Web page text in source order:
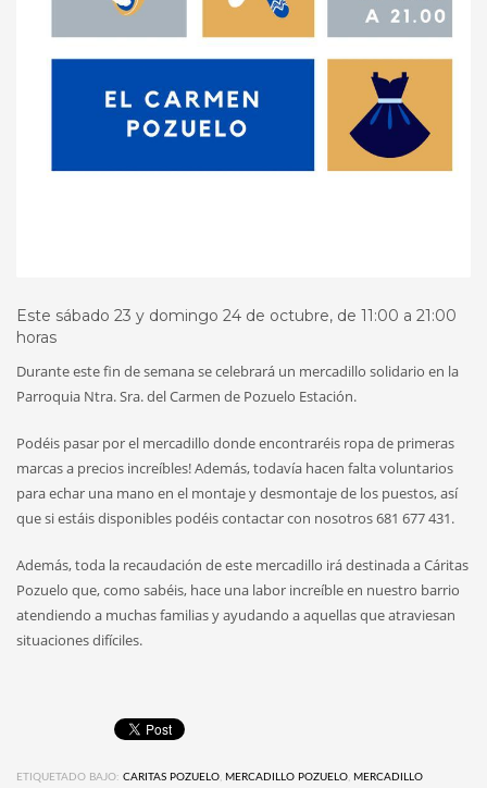
Este sábado 23 y domingo 24 de octubre, de 11:00 a 21:00
horas
Durante este fin de semana se celebrará un mercadillo solidario en la
Parroquia Ntra. Sra. del Carmen de Pozuelo Estación.
Podéis pasar por el mercadillo donde encontraréis ropa de primeras
marcas a precios increíbles! Además, todavía hacen falta voluntarios
para echar una mano en el montaje y desmontaje de los puestos, así
que si estáis disponibles podéis contactar con nosotros 681 677 431.
Además, toda la recaudación de este mercadillo irá destinada a Cáritas
Pozuelo que, como sabéis, hace una labor increíble en nuestro barrio
atendiendo a muchas familias y ayudando a aquellas que atraviesan
situaciones difíciles.
ETIQUETADO BAJO: CARITAS POZUELO MERCADILLO POZUELO MERCADILLO